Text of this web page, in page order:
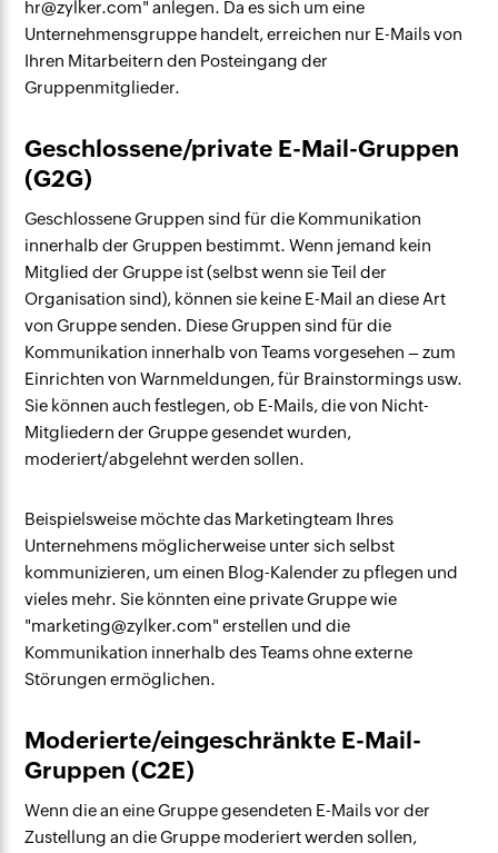
hr@zylker.com" anlegen. Da es sich um eine
Unternehmensgruppe handelt, erreichen nur E-Mails von
Ihren Mitarbeitern den Posteingang der
Gruppenmitglieder.
Geschlossene/private E-Mail-Gruppen
(G2G)
Geschlossene Gruppen sind für die Kommunikation
innerhalb der Gruppen bestimmt. Wenn jemand kein
Mitglied der Gruppe ist (selbst wenn sie Teil der
Organisation sind), können sie keine E-Mail an diese Art
von Gruppe senden. Diese Gruppen sind für die
Kommunikation innerhalb von Teams vorgesehen – zum
Einrichten von Warnmeldungen, für Brainstormings usw.
Sie können auch festlegen, ob E-Mails, die von Nicht-
Mitgliedern der Gruppe gesendet wurden,
moderiert/abgelehnt werden sollen.
Beispielsweise möchte das Marketingteam Ihres
Unternehmens möglicherweise unter sich selbst
kommunizieren, um einen Blog-Kalender zu pflegen und
vieles mehr. Sie könnten eine private Gruppe wie
"marketing@zylker.com" erstellen und die
Kommunikation innerhalb des Teams ohne externe
Störungen ermöglichen.
Moderierte/eingeschränkte E-Mail-
Gruppen (C2E)
Wenn die an eine Gruppe gesendeten E-Mails vor der
Zustellung an die Gruppe moderiert werden sollen,